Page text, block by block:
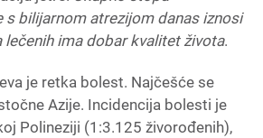
s bilijarnom atrezijom danas iznosi
ima dobar kvalitet života.
je retka bolest. Najčešće se
Azije. Incidencija bolesti je
Polineziji (1:3.125 živorođenih),